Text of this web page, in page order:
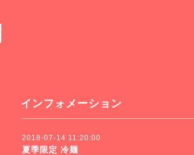
インフォメーション
2018-07-14 11:20:00
夏季限定 冷麺